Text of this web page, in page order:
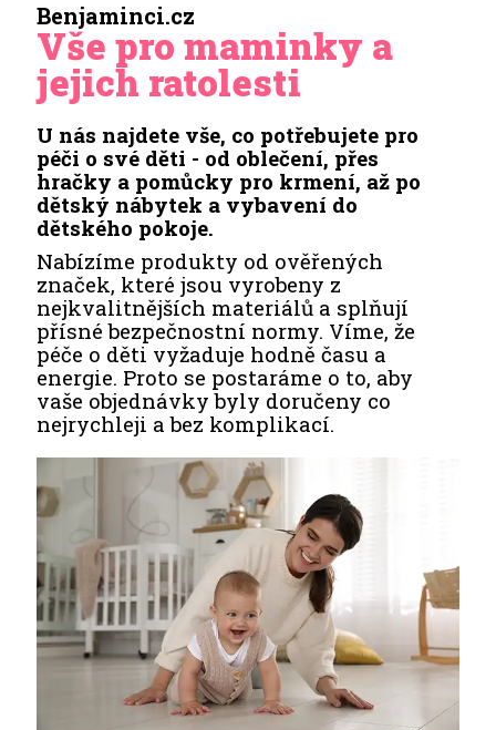
Benjaminci.cz
Vše pro maminky a
jejich ratolesti
U nás najdete vše, co potřebujete pro
péči o své děti - od oblečení, přes
hračky a pomůcky pro krmení, až po
dětský nábytek a vybavení do
dětského pokoje.
Nabízíme produkty od ověřených
značek, které jsou vyrobeny z
nejkvalitnějších materiálů a splňují
přísné bezpečnostní normy. Víme, že
péče o děti vyžaduje hodně času a
energie. Proto se postaráme o to, aby
vaše objednávky byly doručeny co
nejrychleji a bez komplikací.